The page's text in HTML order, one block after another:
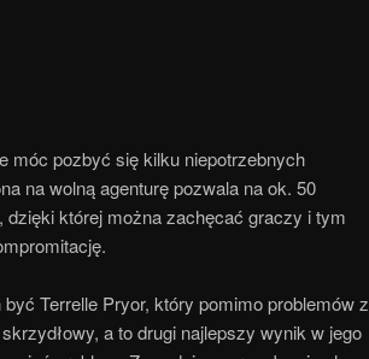
móc pozbyć się kilku niepotrzebnych
na wolną agenturę pozwala na ok. 50
której można zachęcać graczy i tym
Terrelle Pryor, który pomimo problemów z
a to drugi najlepszy wynik w jego